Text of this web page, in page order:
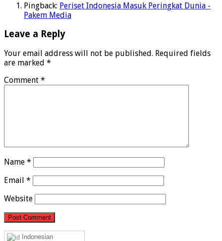
Pingback: Periset Indonesia Masuk Peringkat Dunia -
Pakem Media
Leave a Reply
Your email address will not be published. Required fields
are marked *
Comment *
Name *
Email *
Website
Indonesian